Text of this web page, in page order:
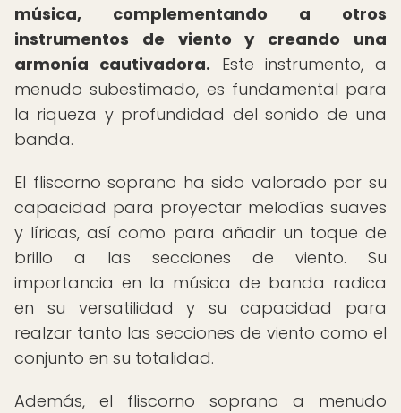
música, complementando a otros
instrumentos de viento y creando una
armonía cautivadora. Este instrumento, a
menudo subestimado, es fundamental para
la riqueza y profundidad del sonido de una
banda.
El fliscorno soprano ha sido valorado por su
capacidad para proyectar melodías suaves
y líricas, así como para añadir un toque de
brillo a las secciones de viento. Su
importancia en la música de banda radica
en su versatilidad y su capacidad para
realzar tanto las secciones de viento como el
conjunto en su totalidad.
Además, el fliscorno soprano a menudo